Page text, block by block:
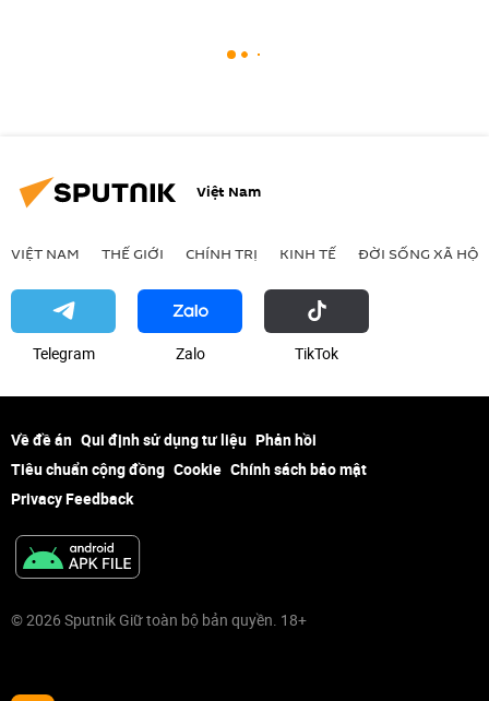
Việt Nam
VIỆT NAM THẾ GIỚI CHÍNH TRỊ KINH TẾ ĐỜI SỐNG XÃ HỘI
Telegram Zalo ТikТоk
Về đề án Qui định sử dụng tư liệu Phản hồi
Tiêu chuẩn cộng đồng Cookie Chính sách bảo mật
Privacy Feedback
© 2026 Sputnik Giữ toàn bộ bản quyền. 18+